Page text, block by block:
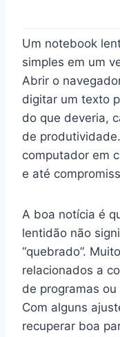
Um notebook
simples em um
Abrir o
digitar um texto
do que deveria,
de
computador em
e até
A boa notícia é
lentidão não
“quebrado”.
relacionados a
de programas
Com alguns
recuperar boa